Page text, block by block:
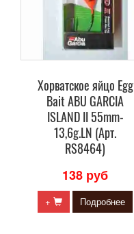
Хорватское яйцо Egg
Bait ABU GARCIA
ISLAND II 55mm-
13,6g.LN (Арт.
RS8464)
138 руб
+ Подробнее